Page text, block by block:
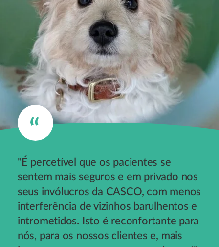
"É percetível que os pacientes se
sentem mais seguros e em privado nos
seus invólucros da CASCO, com menos
interferência de vizinhos barulhentos e
intrometidos. Isto é reconfortante para
nós, para os nossos clientes e, mais